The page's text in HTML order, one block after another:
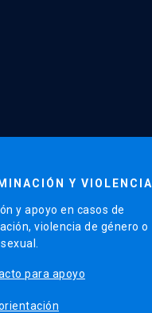
Y VIOLENCIA
y apoyo en casos de
violencia de género o
para apoyo